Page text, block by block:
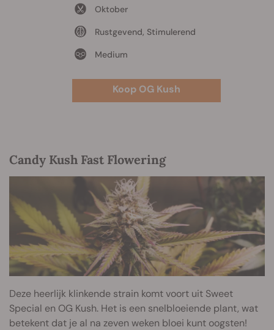
Oktober
Rustgevend, Stimulerend
Medium
Koop OG Kush
Candy Kush Fast Flowering
Deze heerlijk klinkende strain komt voort uit Sweet
Special en OG Kush. Het is een snelbloeiende plant, wat
betekent dat je al na zeven weken bloei kunt oogsten!